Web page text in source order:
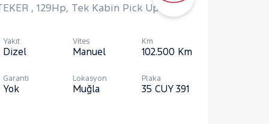
, 129Hp, Tek Kabin Pick Up
Yakıt
Dizel
Vites
Manuel
Km
102.500 Km
Garanti
Yok
Lokasyon
Muğla
Plaka
35 CUY 391